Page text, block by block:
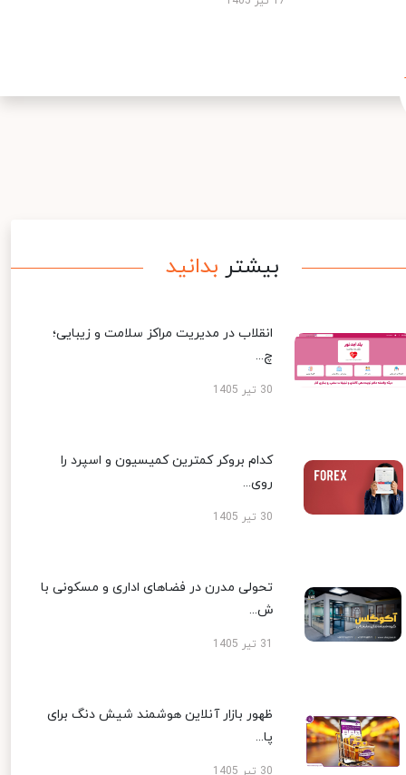
بیشتر بدانید
انقلاب در مدیریت مراکز سلامت و زیبایی؛
چ...
30 تیر 1405
کدام بروکر کمترین کمیسیون و اسپرد را
روی...
30 تیر 1405
تحولی مدرن در فضاهای اداری و مسکونی با
ش...
ظهور بازار آنلاین هوشمند شیش دنگ برای
پا...
30 تیر 1405